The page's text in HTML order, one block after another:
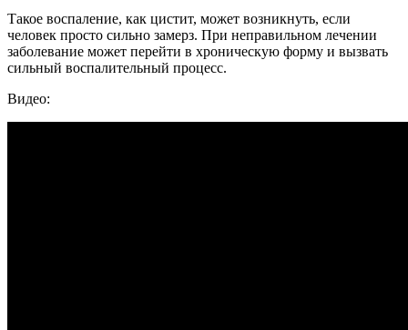
Такое воспаление, как цистит, может возникнуть, если
человек просто сильно замерз. При неправильном лечении
заболевание может перейти в хроническую форму и вызвать
сильный воспалительный процесс.
Видео: